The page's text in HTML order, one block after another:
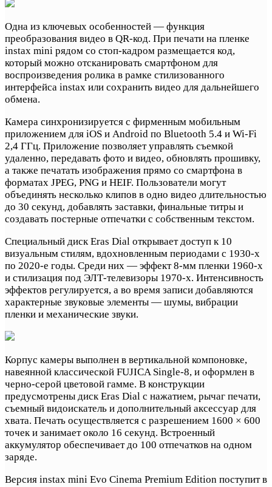
Одна из ключевых особенностей — функция
преобразования видео в QR-код. При печати на пленке
instax mini рядом со стоп-кадром размещается код,
который можно отсканировать смартфоном для
воспроизведения ролика в рамке стилизованного
интерфейса instax или сохранить видео для дальнейшего
обмена.
Камера синхронизируется с фирменным мобильным
приложением для iOS и Android по Bluetooth 5.4 и Wi-Fi
2,4 ГГц. Приложение позволяет управлять съемкой
удаленно, передавать фото и видео, обновлять прошивку,
а также печатать изображения прямо со смартфона в
форматах JPEG, PNG и HEIF. Пользователи могут
объединять несколько клипов в одно видео длительностью
до 30 секунд, добавлять заставки, финальные титры и
создавать постерные отпечатки с собственным текстом.
Специальный диск Eras Dial открывает доступ к 10
визуальным стилям, вдохновленным периодами с 1930-х
по 2020-е годы. Среди них — эффект 8-мм пленки 1960-х
и стилизация под ЭЛТ-телевизоры 1970-х. Интенсивность
эффектов регулируется, а во время записи добавляются
характерные звуковые элементы — шумы, вибрации
пленки и механические звуки.
Корпус камеры выполнен в вертикальной компоновке,
навеянной классической FUJICA Single-8, и оформлен в
черно-серой цветовой гамме. В конструкции
предусмотрены диск Eras Dial с нажатием, рычаг печати,
съемный видоискатель и дополнительный аксессуар для
хвата. Печать осуществляется с разрешением 1600 × 600
точек и занимает около 16 секунд. Встроенный
аккумулятор обеспечивает до 100 отпечатков на одном
заряде.
Версия instax mini Evo Cinema Premium Edition поступит в